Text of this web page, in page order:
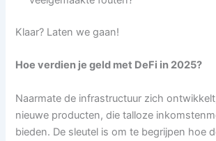
Klaar? Laten we gaan!
Hoe verdien je geld met DeFi in 2025?
Naarmate de infrastructuur zich
nieuwe producten, die talloze
bieden. De sleutel is om te begrijpen hoe